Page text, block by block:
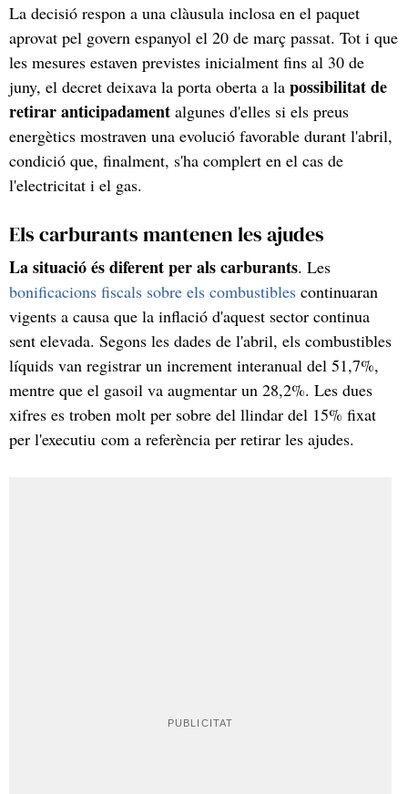
La decisió respon a una clàusula inclosa en el paquet
aprovat pel govern espanyol el 20 de març passat. Tot i que
les mesures estaven previstes inicialment fins al 30 de
juny, el decret deixava la porta oberta a la possibilitat de
retirar anticipadament algunes d'elles si els preus
energètics mostraven una evolució favorable durant l'abril,
condició que, finalment, s'ha complert en el cas de
l'electricitat i el gas.
Els carburants mantenen les ajudes
La situació és diferent per als carburants. Les
bonificacions fiscals sobre els combustibles continuaran
vigents a causa que la inflació d'aquest sector continua
sent elevada. Segons les dades de l'abril, els combustibles
líquids van registrar un increment interanual del 51,7%,
mentre que el gasoil va augmentar un 28,2%. Les dues
xifres es troben molt per sobre del llindar del 15% fixat
per l'executiu com a referència per retirar les ajudes.